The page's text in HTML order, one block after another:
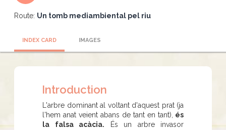
Route: Un tomb mediambiental pel riu
INDEX CARD IMAGES
Introduction
L'arbre dominant al voltant d'aquest prat (ja
l'hem anat veient abans de tant en tant), és
la falsa acàcia. És un arbre invasor